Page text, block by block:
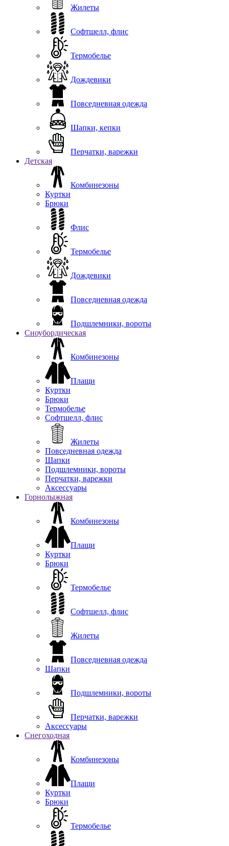
Жилеты
Софтшелл, флис
Термобелье
Дождевики
Повседневная одежда
Шапки, кепки
Перчатки, варежки
Детская
Комбинезоны
Куртки
Брюки
Флис
Термобелье
Дождевики
Повседневная одежда
Подшлемники, вороты
Сноубордическая
Комбинезоны
Плащи
Куртки
Брюки
Термобелье
Софтшелл, флис
Жилеты
Повседневная одежда
Шапки
Подшлемники, вороты
Перчатки, варежки
Аксессуары
Горнолыжная
Комбинезоны
Плащи
Куртки
Брюки
Термобелье
Софтшелл, флис
Жилеты
Повседневная одежда
Шапки
Подшлемники, вороты
Перчатки, варежки
Аксессуары
Снегоходная
Комбинезоны
Плащи
Куртки
Брюки
Термобелье